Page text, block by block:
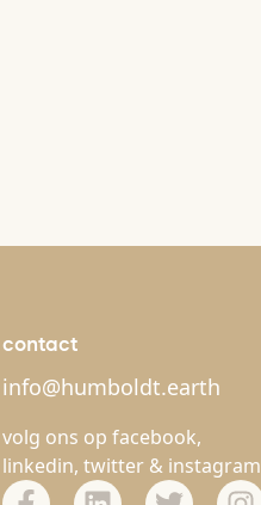
contact
info@humboldt.earth
volg ons op facebook,
linkedin, twitter & instagram